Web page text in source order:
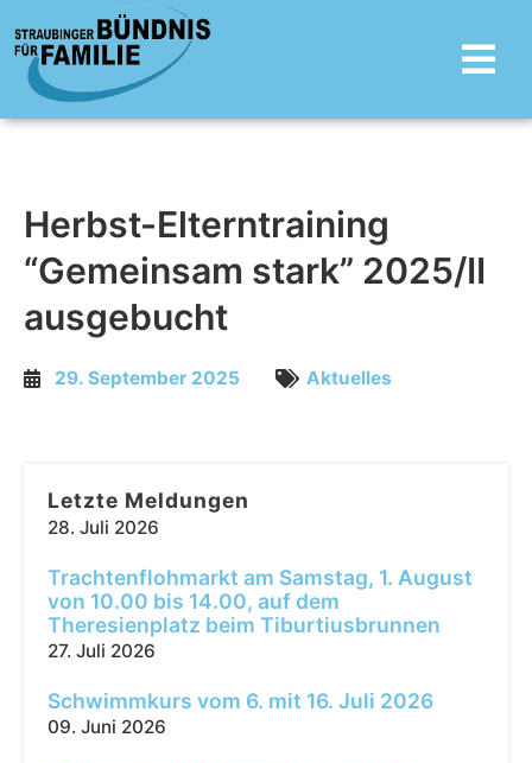
Inhalt
springen
Main
Menu
Herbst-Elterntraining
“Gemeinsam stark” 2025/II
ausgebucht
29. September 2025 Aktuelles
Letzte Meldungen
28. Juli 2026
Trachtenflohmarkt am Samstag, 1. August
von 10.00 bis 14.00, auf dem
Theresienplatz beim Tiburtiusbrunnen
27. Juli 2026
Schwimmkurs vom 6. mit 16. Juli 2026
09. Juni 2026